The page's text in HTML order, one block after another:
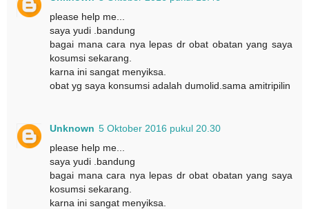
please help me...
saya yudi .bandung
bagai mana cara nya lepas dr obat obatan yang saya
kosumsi sekarang.
karna ini sangat menyiksa.
obat yg saya konsumsi adalah dumolid.sama amitripilin
Unknown 5 Oktober 2016 pukul 20.30
please help me...
saya yudi .bandung
bagai mana cara nya lepas dr obat obatan yang saya
kosumsi sekarang.
karna ini sangat menyiksa.